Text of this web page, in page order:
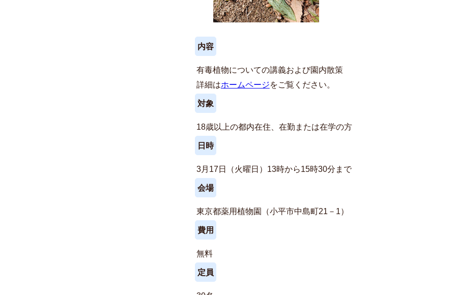
内容
有毒植物についての講義および園内散策
詳細はホームページをご覧ください。
対象
18歳以上の都内在住、在勤または在学の方
日時
3月17日（火曜日）13時から15時30分まで
会場
東京都薬用植物園（小平市中島町21－1）
費用
無料
定員